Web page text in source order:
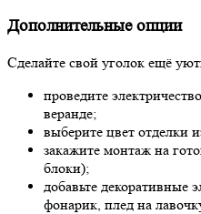
Дополнительные опции
Сделайте свой уголок ещё
проведите
веранде;
выберите цвет отделки
закажите монтаж на
блоки);
добавьте декоративные
фонарик, плед на